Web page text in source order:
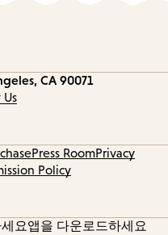
CA 90071
Press RoomPrivacy
Policy
요앱을 다운로드하세요